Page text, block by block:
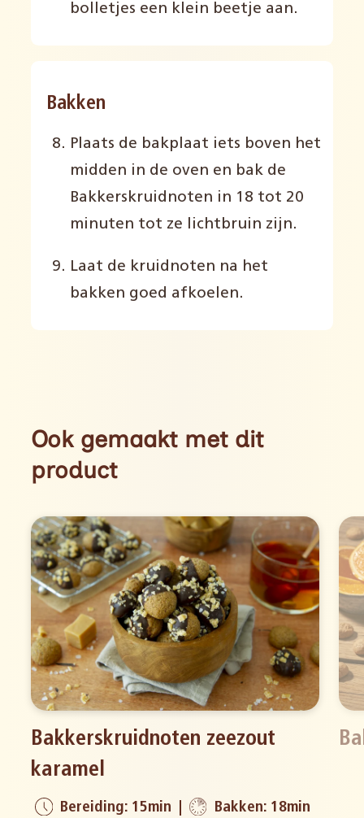
bolletjes een klein beetje aan.
Bakken
Plaats de bakplaat iets boven het
midden in de oven en bak de
Bakkerskruidnoten in 18 tot 20
minuten tot ze lichtbruin zijn.
Laat de kruidnoten na het
bakken goed afkoelen.
Ook gemaakt met dit
product
Bakkerskruidnoten zeezout
karamel
Bereiding: 15min Bakken: 18min